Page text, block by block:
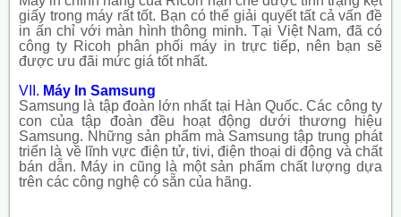
giấy trong máy rất tốt. Bạn có thể giải quyết tất cả vấn đề
in ấn chỉ với màn hình thông minh. Tại Việt Nam, đã có
công ty Ricoh phân phối máy in trực tiếp, nên bạn sẽ
được ưu đãi mức giá tốt nhất.
VII. Máy In Samsung
Samsung là tập đoàn lớn nhất tại Hàn Quốc. Các công ty
con của tập đoàn đều hoạt động dưới thương hiệu
Samsung. Những sản phẩm mà Samsung tập trung phát
triển là về lĩnh vực điện tử, tivi, điện thoại di động và chất
bán dẫn. Máy in cũng là một sản phẩm chất lượng dựa
trên các công nghệ có sẵn của hãng.